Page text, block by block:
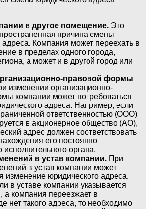
в другое помещение. Это
причина смены
адреса. Компания может переехать в
в пределах одного города,
а может и в другой город или
правовой формы
изменении организационно-
компании может потребоваться
адреса. Например, если
ответственностью (ООО)
в акционерное общество (АО),
адрес должен соответствовать
его постоянно
исполнительного органа.
в устав компании. При
в устав компании может
изменение юридического адреса.
в уставе компании указывается
а компания переезжает в
нет такого адреса, то необходимо